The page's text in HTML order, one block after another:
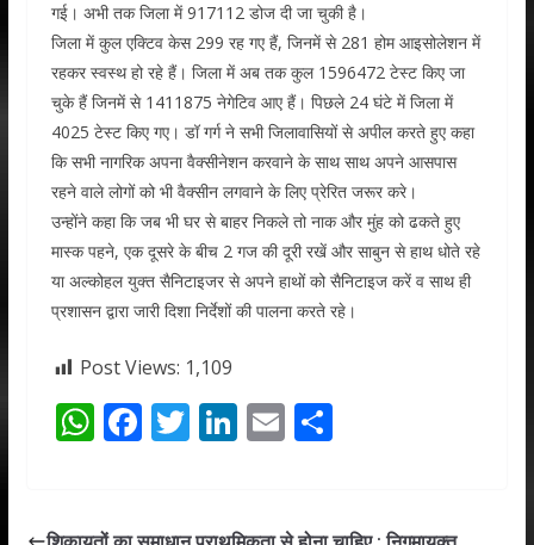
गई। अभी तक जिला में 917112 डोज दी जा चुकी है।
जिला में कुल एक्टिव केस 299 रह गए हैं, जिनमें से 281 होम आइसोलेशन में
रहकर स्वस्थ हो रहे हैं। जिला में अब तक कुल 1596472 टेस्ट किए जा
चुके हैं जिनमें से 1411875 नेगेटिव आए हैं। पिछले 24 घंटे में जिला में
4025 टेस्ट किए गए। डॉ गर्ग ने सभी जिलावासियों से अपील करते हुए कहा
कि सभी नागरिक अपना वैक्सीनेशन करवाने के साथ साथ अपने आसपास
रहने वाले लोगों को भी वैक्सीन लगवाने के लिए प्रेरित जरूर करे।
उन्होंने कहा कि जब भी घर से बाहर निकले तो नाक और मुंह को ढकते हुए
मास्क पहने, एक दूसरे के बीच 2 गज की दूरी रखें और साबुन से हाथ धोते रहे
या अल्कोहल युक्त सैनिटाइजर से अपने हाथों को सैनिटाइज करें व साथ ही
प्रशासन द्वारा जारी दिशा निर्देशों की पालना करते रहे।
Post Views: 1,109
W F T Li E S